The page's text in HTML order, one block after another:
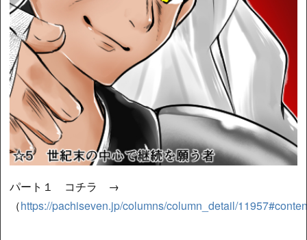
パート１ コチラ →
（https://pachiseven.jp/columns/column_detail/